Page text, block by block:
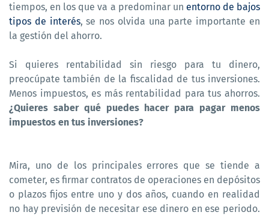
tiempos, en los que va a predominar un entorno de bajos
tipos de interés, se nos olvida una parte importante en
la gestión del ahorro.
Si quieres rentabilidad sin riesgo para tu dinero,
preocúpate también de la fiscalidad de tus inversiones.
Menos impuestos, es más rentabilidad para tus ahorros.
¿Quieres saber qué puedes hacer para pagar menos
impuestos en tus inversiones?
Mira, uno de los principales errores que se tiende a
cometer, es firmar contratos de operaciones en depósitos
o plazos fijos entre uno y dos años, cuando en realidad
no hay previsión de necesitar ese dinero en ese periodo.